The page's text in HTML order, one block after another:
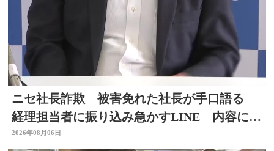
ニセ社長詐欺 被害免れた社長が手口語る
経理担当者に振り込み急かすLINE 内容に不
信感 大分
2026年08月06日